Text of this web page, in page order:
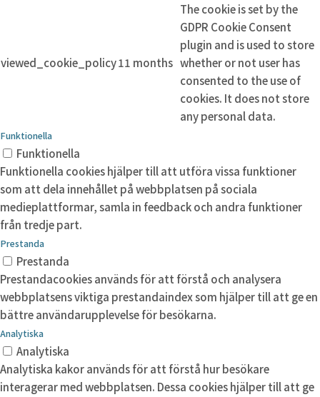
viewed_cookie_policy11 months
The cookie is set by the
GDPR Cookie Consent
plugin and is used to store
whether or not user has
consented to the use of
cookies. It does not store
any personal data.
Funktionella
Funktionella
Funktionella cookies hjälper till att utföra vissa funktioner
som att dela innehållet på webbplatsen på sociala
medieplattformar, samla in feedback och andra funktioner
från tredje part.
Prestanda
Prestanda
Prestandacookies används för att förstå och analysera
webbplatsens viktiga prestandaindex som hjälper till att ge en
bättre användarupplevelse för besökarna.
Analytiska
Analytiska
Analytiska kakor används för att förstå hur besökare
interagerar med webbplatsen. Dessa cookies hjälper till att ge